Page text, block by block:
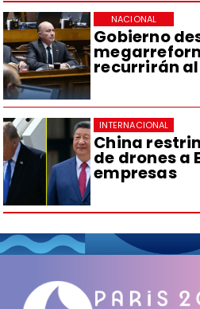
Gobierno
recurrirán al
NACIONAL
China
de drones a
empresas
INTERNACIONAL